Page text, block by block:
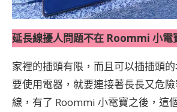
延長線擾人問題不在 Roommi 小電
家裡的插頭有限，而且可以插插頭的
要使用電器，就要連接著長長又危
線，有了 Roommi 小電寶之後，這